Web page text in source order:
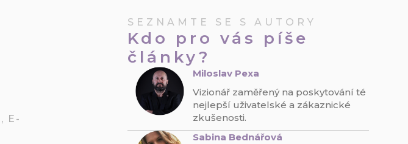
, E-
SEZNAMTE SE S AUTORY
Kdo pro vás píše
články?
Miloslav Pexa
Vizionář zaměřený na poskytování té
nejlepší uživatelské a zákaznické
zkušenosti.
Sabina Bednářová